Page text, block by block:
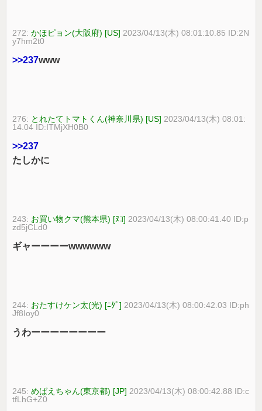
272:かほピョン(大阪府) [US] 2023/04/13(木) 08:01:10.85 ID:2N
y7hm2t0
>>237www
276: とれたてトマトくん(神奈川県) [US] 2023/04/13(木) 08:01:
14.04 ID:ITMjXH0B0
>>237
たしかに
243: お買い物クマ(熊本県) [ﾇｺ] 2023/04/13(木) 08:00:41.40 ID:p
zd5jCLd0
ギャーーーーwwwwww
244: おたすけケン太(光) [ﾆﾀﾞ] 2023/04/13(木) 08:00:42.03 ID:ph
Jf8Ioy0
うわーーーーーーーー
245:めばえちゃん(東京都) [JP] 2023/04/13(木) 08:00:42.88 ID:c
tfLhG+Z0